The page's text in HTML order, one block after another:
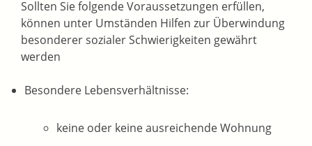
Sollten Sie folgende Voraussetzungen erfüllen,
können unter Umständen Hilfen zur Überwindung
besonderer sozialer Schwierigkeiten gewährt
werden
Besondere Lebensverhältnisse:
keine oder keine ausreichende Wohnung